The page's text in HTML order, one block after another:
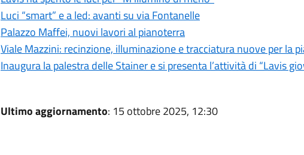
Luci “smart” e a led: avanti su via Fontanelle
Palazzo Maffei, nuovi lavori al pianoterra
Viale Mazzini: recinzione, illuminazione e tracciatura nuove per la
Inaugura la palestra delle Stainer e si presenta l’attività di “Lavis
Ultimo aggiornamento: 15 ottobre 2025, 12:30